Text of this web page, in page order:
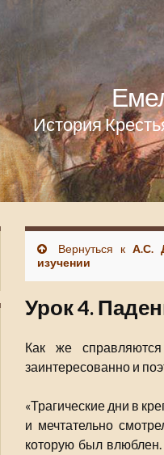
История
Вернуться к А.С.
изучении
Урок 4.
Как же
заинтересованно и
«Трагические дни в
и мечтательно
которую был